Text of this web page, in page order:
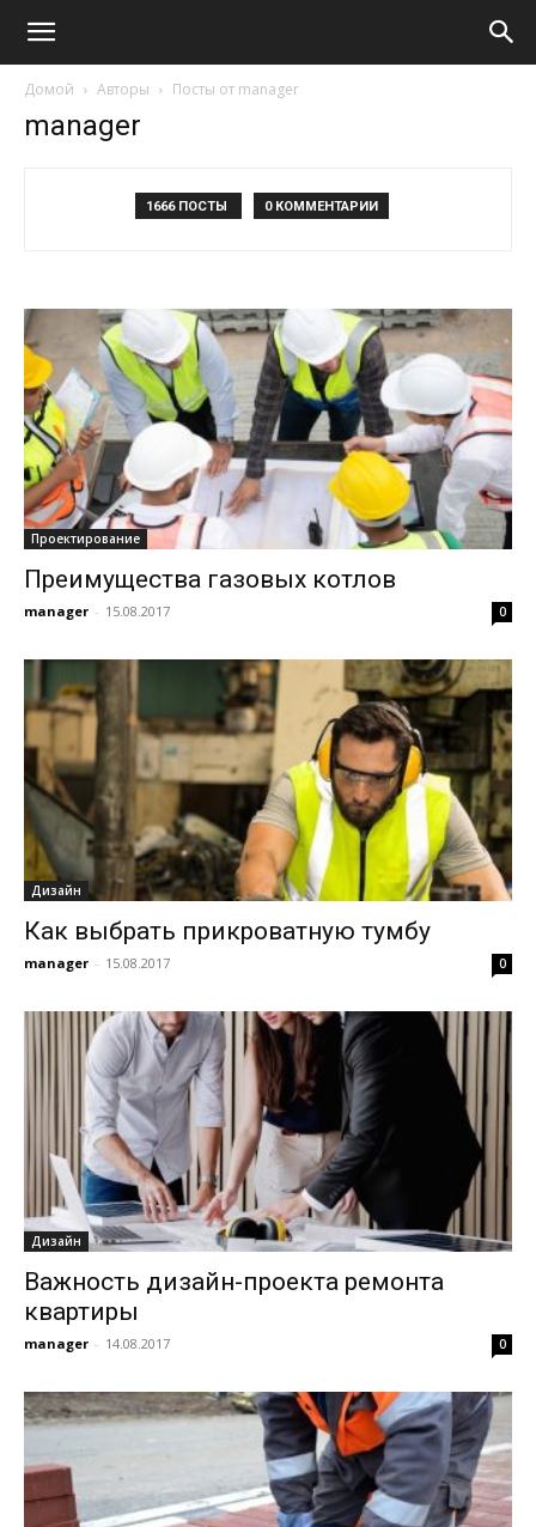
Домой Авторы Посты от manager
manager
1666 ПОСТЫ 0 КОММЕНТАРИИ
Проектирование
Преимущества газовых котлов
manager - 15.08.2017 0
Дизайн
Как выбрать прикроватную тумбу
manager - 15.08.2017 0
Дизайн
Важность дизайн-проекта ремонта
квартиры
manager - 14.08.2017 0